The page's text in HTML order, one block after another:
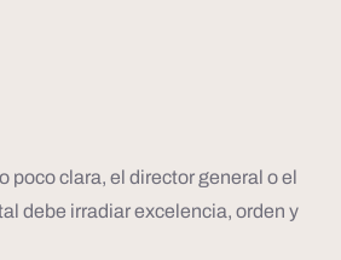
poco clara, el director general o el
debe irradiar excelencia, orden y